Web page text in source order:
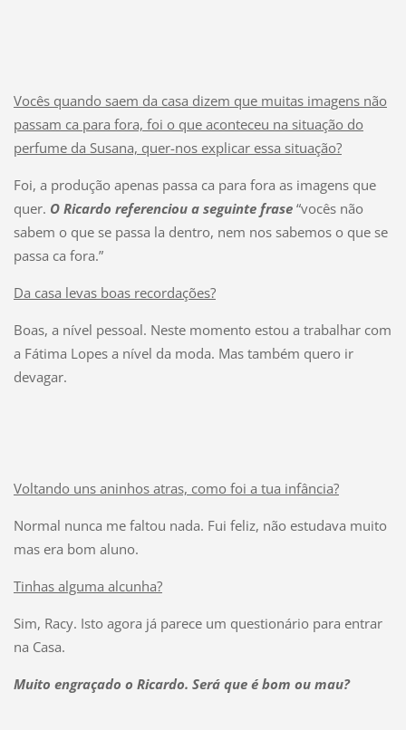
Vocês quando saem da casa dizem que muitas imagens não
passam ca para fora, foi o que aconteceu na situação do
perfume da Susana, quer-nos explicar essa situação?
Foi, a produção apenas passa ca para fora as imagens que
quer. O Ricardo referenciou a seguinte frase“vocês não
sabem o que se passa la dentro, nem nos sabemos o que se
passa ca fora.”
Da casa levas boas recordações?
Boas, a nível pessoal. Neste momento estou a trabalhar com
a Fátima Lopes a nível da moda. Mas também quero ir
devagar.
Voltando uns aninhos atras, como foi a tua infância?
Normal nunca me faltou nada. Fui feliz, não estudava muito
mas era bom aluno.
Tinhas alguma alcunha?
Sim, Racy. Isto agora já parece um questionário para entrar
na Casa.
Muito engraçado o Ricardo. Será que é bom ou mau?